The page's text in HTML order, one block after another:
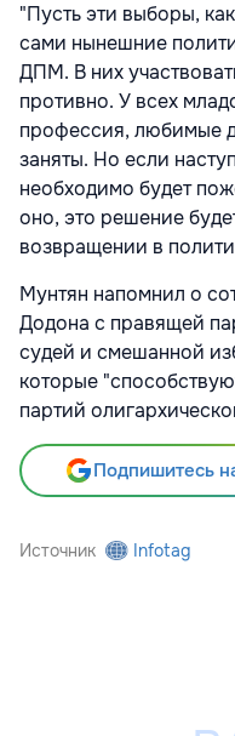
"Пусть эти выборы,
сами нынешние
ДПМ. В них
противно. У всех
профессия, любимые
заняты. Но если
необходимо будет
оно, это решение
возвращении в
Мунтян напомнил о
Додона с правящей
судей и смешанной
которые
партий
Подпишитесь
Источник Infotag